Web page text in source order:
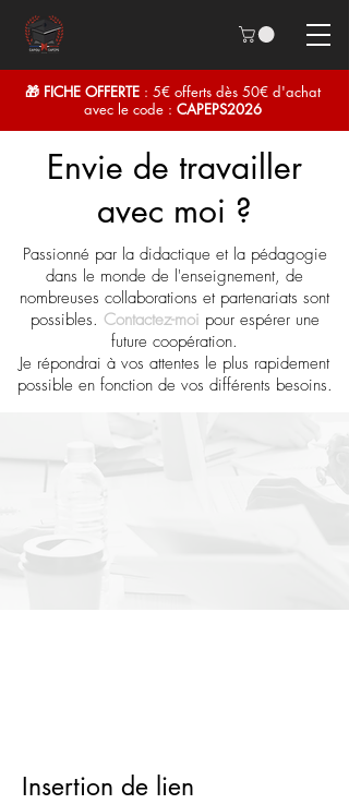
🎁 FICHE OFFERTE: 5€ offerts dès 50€ d'achat
avec le code : CAPEPS2026
Envie de travailler
avec moi ?
Passionné par la didactique et la pédagogie
dans le monde de l'enseignement, de
nombreuses collaborations et partenariats sont
possibles. Contactez-moi pour espérer une
future coopération.
Je répondrai à vos attentes le plus rapidement
possible en fonction de vos différents besoins.
Insertion de lien